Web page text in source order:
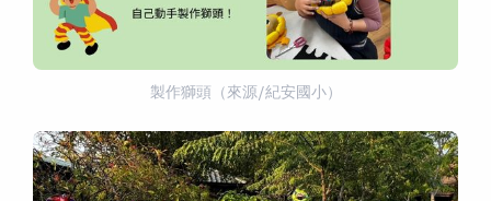
製作獅頭（來源/紀安國小）